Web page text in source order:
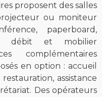
proposent des salles
ou moniteur
paperboard,
débit et mobilier
complémentaires
en option : accueil
assistance
Des opérateurs